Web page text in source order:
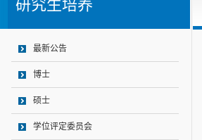
研究生培养
最新公告
博士
硕士
学位评定委员会